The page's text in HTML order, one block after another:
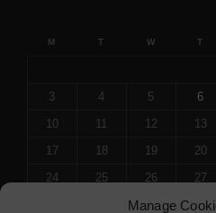
Manage
M T W T
3
4 5 6
10
11 12 13
17
18 19 20
24
25 26 27